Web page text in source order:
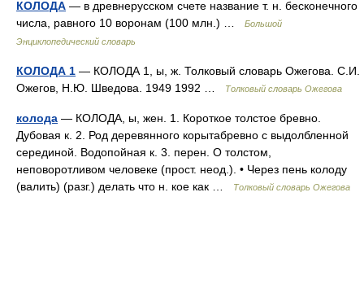
КОЛОДА — в древнерусском счете название т. н. бесконечного
числа, равного 10 воронам (100 млн.) …
Большой
Энциклопедический словарь
КОЛОДА 1 — КОЛОДА 1, ы, ж. Толковый словарь Ожегова. С.И.
Ожегов, Н.Ю. Шведова. 1949 1992 …
Толковый словарь Ожегова
колода — КОЛОДА, ы, жен. 1. Короткое толстое бревно.
Дубовая к. 2. Род деревянного корытабревно с выдолбленной
серединой. Водопойная к. 3. перен. О толстом,
неповоротливом человеке (прост. неод.). • Через пень колоду
(валить) (разг.) делать что н. кое как …
Толковый словарь Ожегова